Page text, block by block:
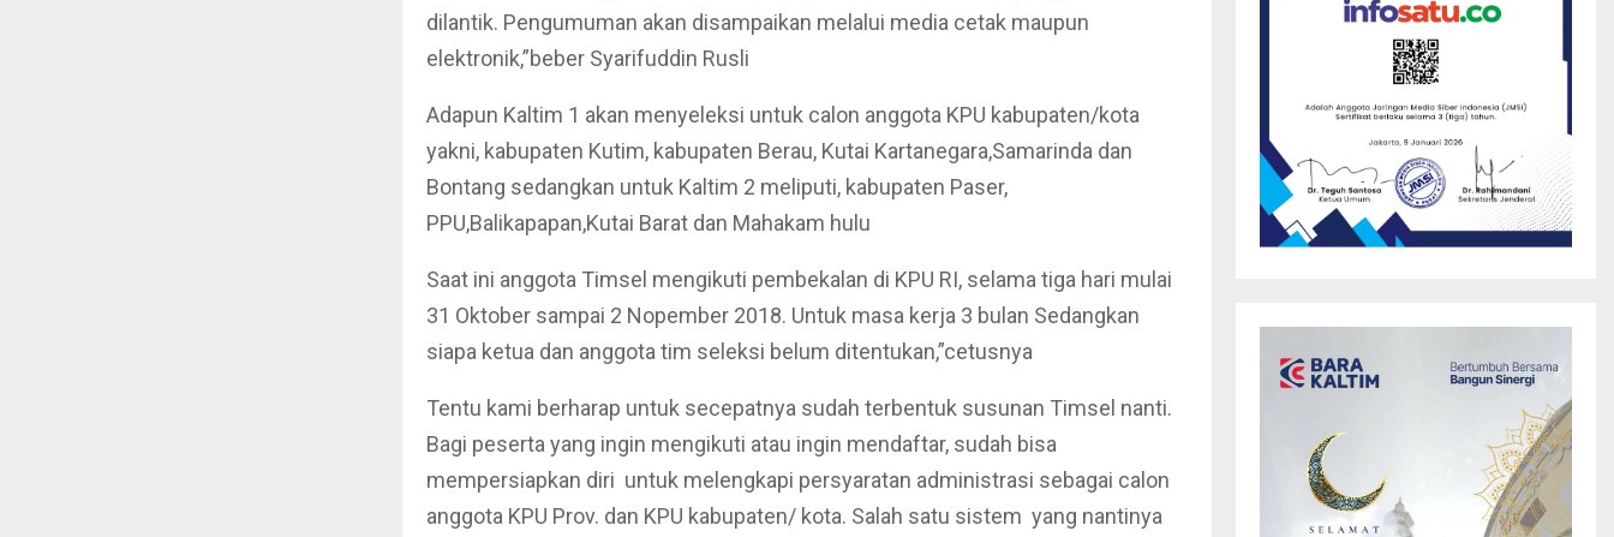
dilantik. Pengumuman akan disampaikan melalui media cetak maupun
elektronik,”beber Syarifuddin Rusli
Adapun Kaltim 1 akan menyeleksi untuk calon anggota KPU kabupaten/kota
yakni, kabupaten Kutim, kabupaten Berau, Kutai Kartanegara,Samarinda dan
Bontang sedangkan untuk Kaltim 2 meliputi, kabupaten Paser,
PPU,Balikapapan,Kutai Barat dan Mahakam hulu
Saat ini anggota Timsel mengikuti pembekalan di KPU RI, selama tiga hari mulai
31 Oktober sampai 2 Nopember 2018. Untuk masa kerja 3 bulan Sedangkan
siapa ketua dan anggota tim seleksi belum ditentukan,”cetusnya
Tentu kami berharap untuk secepatnya sudah terbentuk susunan Timsel nanti.
Bagi peserta yang ingin mengikuti atau ingin mendaftar, sudah bisa
mempersiapkan diri untuk melengkapi persyaratan administrasi sebagai calon
anggota KPU Prov. dan KPU kabupaten/ kota. Salah satu sistem yang nantinya